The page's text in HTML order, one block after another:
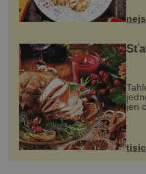
jen